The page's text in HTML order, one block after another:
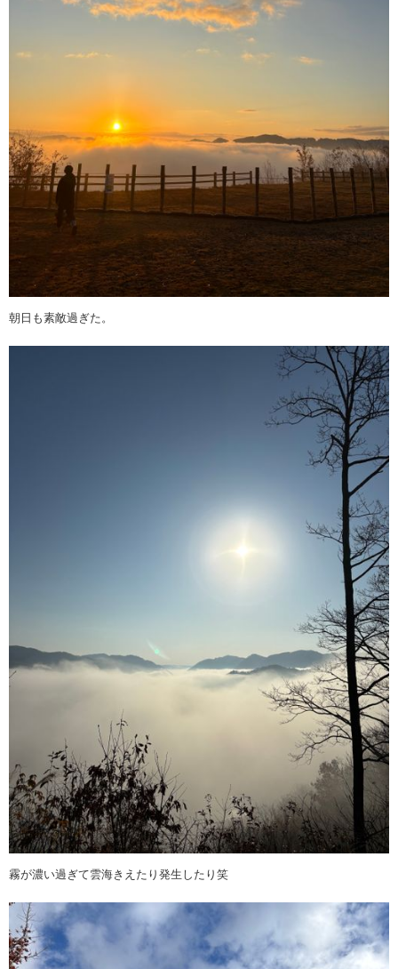
朝日も素敵過ぎた。
霧が濃い過ぎて雲海きえたり発生したり笑